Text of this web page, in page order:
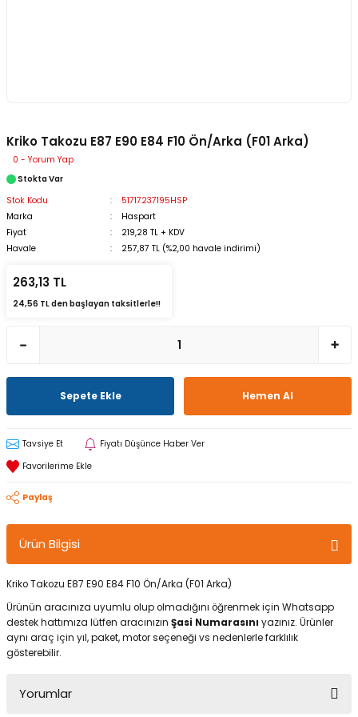
Kriko Takozu E87 E90 E84 F10 Ön/Arka (F01 Arka)
0 - Yorum Yap
Stokta Var
Stok Kodu
51717237195HSP
Marka
Haspart
Fiyat
219,28 TL + KDV
Havale
257,87 TL (%2,00 havale indirimi)
263,13 TL
24,56 TL den başlayan taksitlerle!!
Sepete Ekle Hemen Al
Tavsiye Et Fiyatı Düşünce Haber Ver
Paylaş
Ürün Bilgisi
Kriko Takozu E87 E90 E84 F10 Ön/Arka (F01 Arka)
Ürünün aracınıza uyumlu olup olmadığını öğrenmek için Whatsapp
destek hattımıza lütfen aracınızın Şasi Numarasını yazınız. Ürünler
aynı araç için yıl, paket, motor seçeneği vs nedenlerle farklılık
gösterebilir.
Yorumlar